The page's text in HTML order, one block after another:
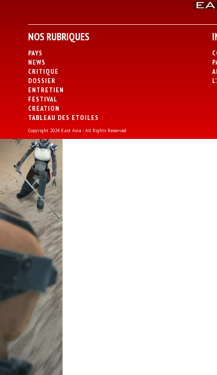
NOS RUBRIQUES
PAYS
NEWS
CRITIQUE
DOSSIER
ENTRETIEN
FESTIVAL
CREATION
TABLEAU DES ETOILES
Copyright 2024 East Asia - All Rights Reserved